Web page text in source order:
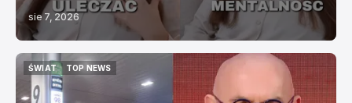
sie 7, 2026
ŚWIAT
ŚWIAT
TOP NEWS